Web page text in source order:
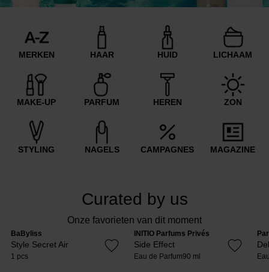
MERKEN HAAR HUID LICHAAM
MAKE-UP PARFUM HEREN ZON
STYLING NAGELS CAMPAGNES MAGAZINE
Curated by us
Onze favorieten van dit moment
BaByliss
Style Secret Air
1 pcs
INITIO Parfums Privés
Side Effect
Eau de Parfum90 ml